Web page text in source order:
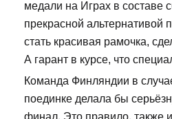
медали на Играх в составе
прекрасной альтернативой
стать красивая рамочка,
А гарант в курсе, что
Команда Финляндии в
поединке делала бы
финал. Это правило, также